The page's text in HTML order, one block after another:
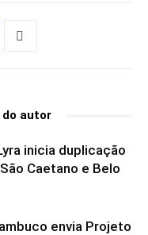
do autor
inicia duplicação
Caetano e Belo
envia Projeto